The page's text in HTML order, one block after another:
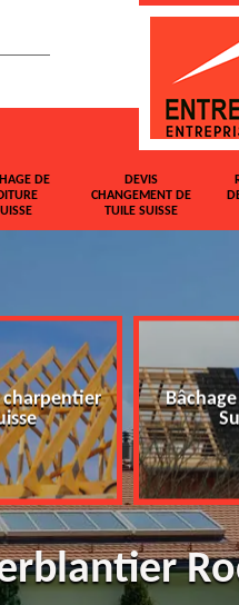
DE
DEVIS
CHANGEMENT DE
TUILE SUISSE
charpentier